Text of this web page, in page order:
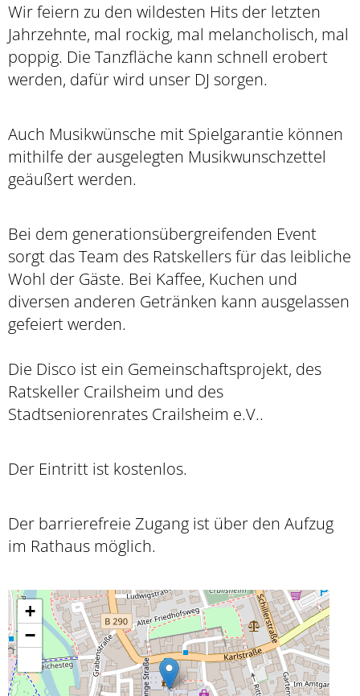
Wir feiern zu den wildesten Hits der letzten
Jahrzehnte, mal rockig, mal melancholisch, mal
poppig. Die Tanzfläche kann schnell erobert
werden, dafür wird unser DJ sorgen.
Auch Musikwünsche mit Spielgarantie können
mithilfe der ausgelegten Musikwunschzettel
geäußert werden.
Bei dem generationsübergreifenden Event
sorgt das Team des Ratskellers für das leibliche
Wohl der Gäste. Bei Kaffee, Kuchen und
diversen anderen Getränken kann ausgelassen
gefeiert werden.
Die Disco ist ein Gemeinschaftsprojekt, des
Ratskeller Crailsheim und des
Stadtseniorenrates Crailsheim e.V..
Der Eintritt ist kostenlos.
Der barrierefreie Zugang ist über den Aufzug
im Rathaus möglich.
+
−